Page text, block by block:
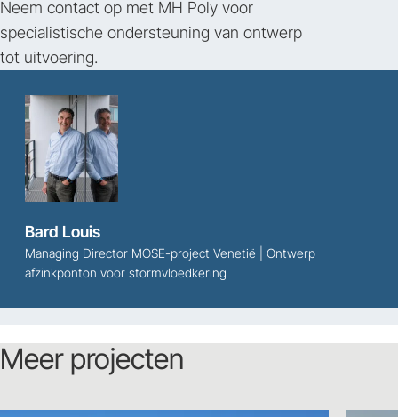
Neem contact op met MH Poly voor
specialistische ondersteuning van ontwerp
tot uitvoering.
Bard Louis
Managing Director MOSE-project Venetië | Ontwerp
afzinkponton voor stormvloedkering
Meer projecten